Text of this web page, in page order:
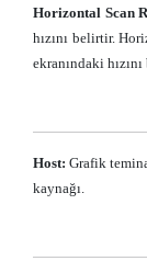
Horizontal Scan
hızını belirtir.
ekranındaki
Host: Grafik
kaynağı.